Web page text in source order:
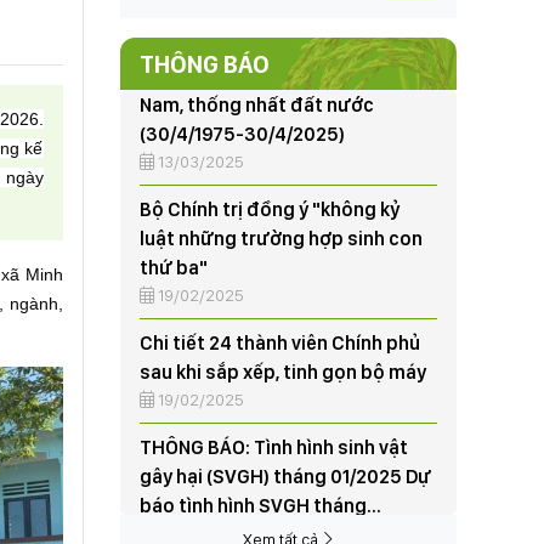
kế
Minh
THÔNG BÁO
13/03/2025
Bộ Chính trị đồng ý "không kỷ
luật những trường hợp sinh con
thứ ba"
19/02/2025
Chi tiết 24 thành viên Chính phủ
sau khi sắp xếp, tinh gọn bộ máy
19/02/2025
THÔNG BÁO: Tình hình sinh vật
gây hại (SVGH) tháng 01/2025 Dự
báo tình hình SVGH tháng
02/2025
07/02/2025
95 năm thành lập và những dấu
ấn nổi bật của Đảng Cộng sản
Việt Nam
03/02/2025Xem tất cả